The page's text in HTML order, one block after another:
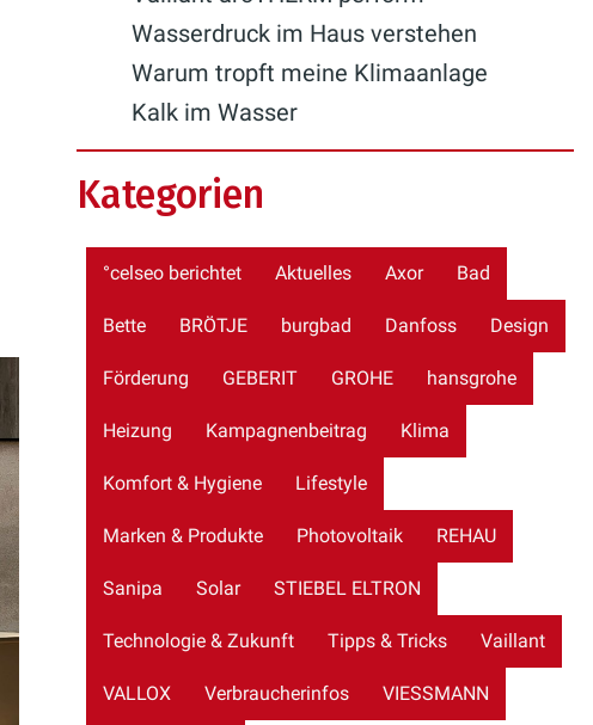
Wasserdruck im Haus verstehen
Warum tropft meine Klimaanlage
Kalk im Wasser
Kategorien
°celseo berichtet Aktuelles Axor Bad
Bette BRÖTJE burgbad Danfoss Design
Förderung GEBERIT GROHE hansgrohe
Heizung Kampagnenbeitrag Klima
Komfort & Hygiene Lifestyle
Marken & Produkte Photovoltaik REHAU
Sanipa Solar STIEBEL ELTRON
Technologie & Zukunft Tipps & Tricks Vaillant
VALLOX Verbraucherinfos VIESSMANN